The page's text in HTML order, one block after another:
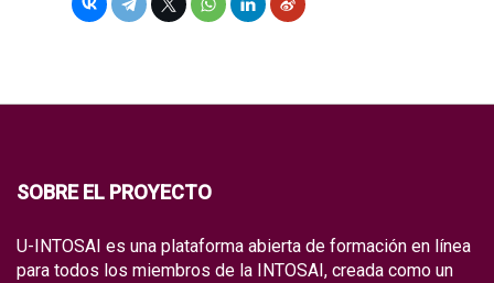
SOBRE EL PROYECTO
U-INTOSAI es una plataforma abierta de formación en línea
para todos los miembros de la INTOSAI, creada como un